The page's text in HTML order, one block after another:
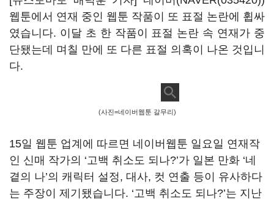
웹툰에서 연재 중인 웹툰 작품이 또 표절 논란에 휩싸
였습니다. 이달 초 한 작품이 표절 논란 속 연재가 중
단됐는데 며칠 만에 또 다른 표절 의혹이 나온 것입니
다.
(사진=네이버웹툰 갈무리)
15일 웹툰 업계에 따르면 네이버웹툰 일요일 연재작
인 신매 작가의 ‘고백 취소도 되나?’가 일본 만화 ‘네
곁의 나’의 캐릭터 설정, 대사, 컷 연출 등이 유사하다
는 주장이 제기됐습니다. ‘고백 취소도 되나?’는 지난